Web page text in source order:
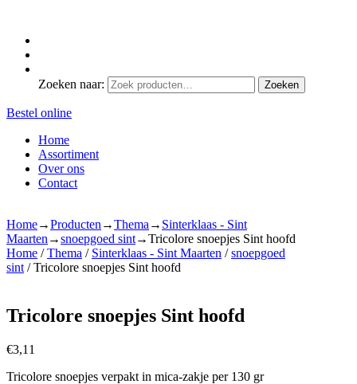
Zoeken naar: Zoeken
Bestel online
Home
Assortiment
Over ons
Contact
Home→Producten →Thema → Sinterklaas - Sint
Maarten →snoepgoed sint→Tricolore snoepjes Sint hoofd
Home /Thema / Sinterklaas - Sint Maarten /snoepgoed
sint / Tricolore snoepjes Sint hoofd
Tricolore snoepjes Sint hoofd
€3,11
Tricolore snoepjes verpakt in mica-zakje per 130 gr